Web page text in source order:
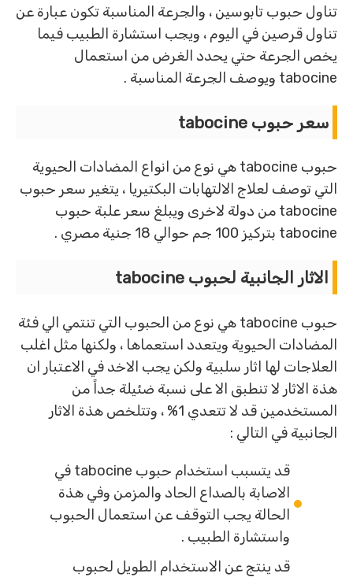
تناول حبوب تابوسين ، والجرعة المناسبة تكون عبارة عن
تناول قرصين في اليوم ، ويجب استشارة الطبيب فيما
يخص الجرعة حتي يحدد الغرض من استعمال
tabocine ويوصف الجرعة المناسبة .
سعر حبوب tabocine
حبوب tabocine هي نوع من انواع المضادات الحيوية
التي توصف لعلاج الالتهابات البكتيريا ، يتغير سعر حبوب
tabocine من دولة لاخرى ويبلغ سعر علبة حبوب
tabocine بتركيز 100 جم حوالي 18 جنية مصري .
الاثار الجانبية لحبوب tabocine
حبوب tabocine هي نوع من الحبوب التي تنتمي الي فئة
المضادات الحيوية ويتعدد استعماها ، ولكنها مثل اغلب
العلاجات لها اثار سلبية ولكن يجب الاخد في الاعتبار ان
هذة الاثار لا تنطبق الا على نسبة ضئيلة جداً من
المستخدمين قد لا تتعدي 1% ، وتتلخص هذة الاثار
الجانبية في التالي :
قد يتسبب استخدام حبوب tabocine في
الاصابة بالصداع الحاد والمزمن وفي هذة
الحالة يجب التوقف عن استعمال الحبوب
واستشارة الطبيب .
قد ينتج عن الاستخدام الطويل لحبوب